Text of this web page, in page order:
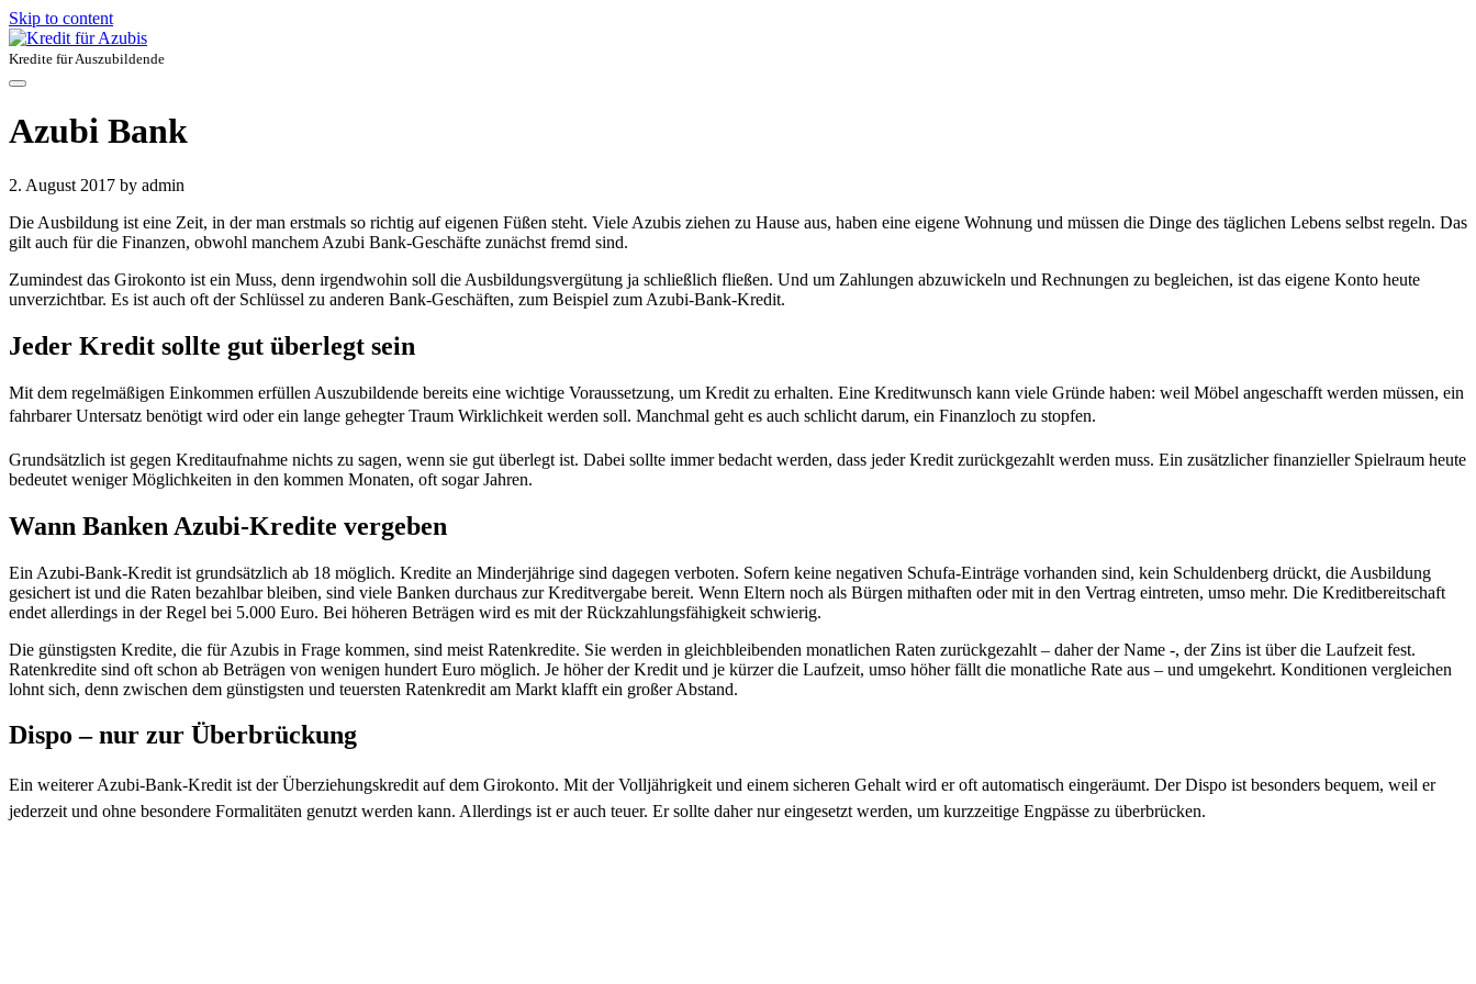
Skip to content
Kredite für Auszubildende
Azubi Bank
2. August 2017 by admin
Die Ausbildung ist eine Zeit, in der man erstmals so richtig auf eigenen Füßen steht. Viele Azubis ziehen zu Hause aus, haben eine eigene Wohnung und müssen die Dinge des täglichen Lebens selbst regeln. Das
gilt auch für die Finanzen, obwohl manchem Azubi Bank-Geschäfte zunächst fremd sind.
Zumindest das Girokonto ist ein Muss, denn irgendwohin soll die Ausbildungsvergütung ja schließlich fließen. Und um Zahlungen abzuwickeln und Rechnungen zu begleichen, ist das eigene Konto heute
unverzichtbar. Es ist auch oft der Schlüssel zu anderen Bank-Geschäften, zum Beispiel zum Azubi-Bank-Kredit.
Jeder Kredit sollte gut überlegt sein
Mit dem regelmäßigen Einkommen erfüllen Auszubildende bereits eine wichtige Voraussetzung, um Kredit zu erhalten. Eine Kreditwunsch kann viele Gründe haben: weil Möbel angeschafft werden müssen, ein
fahrbarer Untersatz benötigt wird oder ein lange gehegter Traum Wirklichkeit werden soll. Manchmal geht es auch schlicht darum, ein Finanzloch zu stopfen.
Grundsätzlich ist gegen Kreditaufnahme nichts zu sagen, wenn sie gut überlegt ist. Dabei sollte immer bedacht werden, dass jeder Kredit zurückgezahlt werden muss. Ein zusätzlicher finanzieller Spielraum heute
bedeutet weniger Möglichkeiten in den kommen Monaten, oft sogar Jahren.
Wann Banken Azubi-Kredite vergeben
Ein Azubi-Bank-Kredit ist grundsätzlich ab 18 möglich. Kredite an Minderjährige sind dagegen verboten. Sofern keine negativen Schufa-Einträge vorhanden sind, kein Schuldenberg drückt, die Ausbildung
gesichert ist und die Raten bezahlbar bleiben, sind viele Banken durchaus zur Kreditvergabe bereit. Wenn Eltern noch als Bürgen mithaften oder mit in den Vertrag eintreten, umso mehr. Die Kreditbereitschaft
endet allerdings in der Regel bei 5.000 Euro. Bei höheren Beträgen wird es mit der Rückzahlungsfähigkeit schwierig.
Die günstigsten Kredite, die für Azubis in Frage kommen, sind meist Ratenkredite. Sie werden in gleichbleibenden monatlichen Raten zurückgezahlt – daher der Name -, der Zins ist über die Laufzeit fest.
Ratenkredite sind oft schon ab Beträgen von wenigen hundert Euro möglich. Je höher der Kredit und je kürzer die Laufzeit, umso höher fällt die monatliche Rate aus – und umgekehrt. Konditionen vergleichen
lohnt sich, denn zwischen dem günstigsten und teuersten Ratenkredit am Markt klafft ein großer Abstand.
Dispo – nur zur Überbrückung
Ein weiterer Azubi-Bank-Kredit ist der Überziehungskredit auf dem Girokonto. Mit der Volljährigkeit und einem sicheren Gehalt wird er oft automatisch eingeräumt. Der Dispo ist besonders bequem, weil er
jederzeit und ohne besondere Formalitäten genutzt werden kann. Allerdings ist er auch teuer. Er sollte daher nur eingesetzt werden, um kurzzeitige Engpässe zu überbrücken.